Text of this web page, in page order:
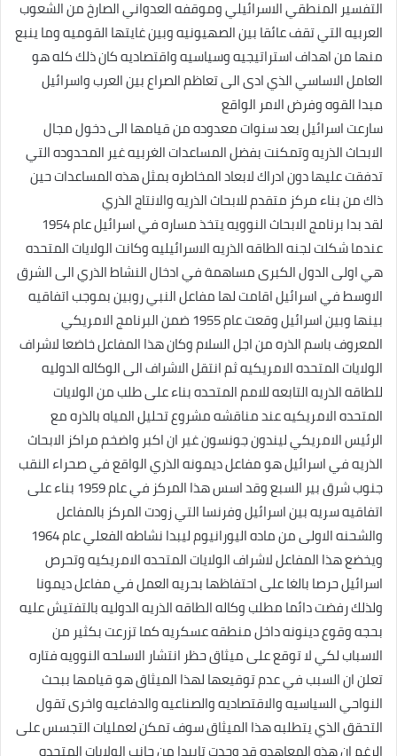
التفسير المنطقي الاسرائيلي وموقفه العدواني الصارخ من الشعوب
العربيه التي تقف عائقا بين الصهيونيه وبين غايتها القوميه وما ينبع
منها من اهداف استراتيجيه وسياسيه واقتصاديه كان ذلك كله هو
العامل الاساسي الذي ادى الى تعاظم الصراع بين العرب واسرائيل
مبدا القوه وفرض الامر الواقع
سارعت اسرائيل بعد سنوات معدوده من قيامها الى دخول مجال
الابحاث الذريه وتمكنت بفضل المساعدات الغربيه غير المحدوده التي
تدفقت عليها دون ادراك لابعاد المخاطره بمثل هذه المساعدات حين
ذاك من بناء مركز متقدم للابحاث الذريه والانتاج الذري
لقد بدا برنامج الابحاث النوويه يتخذ مساره في اسرائيل عام 1954
عندما شكلت لجنه الطاقه الذريه الاسرائيليه وكانت الولايات المتحده
هي اولى الدول الكبرى مساهمة في ادخال النشاط الذري الى الشرق
الاوسط في اسرائيل اقامت لها مفاعل النبي روبين بموجب اتفاقيه
بينها وبين اسرائيل وقعت عام 1955 ضمن البرنامج الامريكي
المعروف باسم الذره من اجل السلام وكان هذا المفاعل خاضعا لاشراف
الولايات المتحده الامريكيه ثم انتقل الاشراف الى الوكاله الدوليه
للطاقه الذريه التابعه للامم المتحده بناء على طلب من الولايات
المتحده الامريكيه عند مناقشه مشروع تحليل المياه بالذره مع
الرئيس الامريكي ليندون جونسون غير ان اكبر واضخم مراكز الابحاث
الذريه في اسرائيل هو مفاعل ديمونه الذري الواقع في صحراء النقب
جنوب شرق بير السبع وقد اسس هذا المركز في عام 1959 بناء على
اتفاقيه سريه بين اسرائيل وفرنسا التي زودت المركز بالمفاعل
والشحنه الاولى من ماده اليورانيوم ليبدا نشاطه الفعلي عام 1964
ويخضع هذا المفاعل لاشراف الولايات المتحده الامريكيه وتحرص
اسرائيل حرصا بالغا على احتفاظها بحريه العمل في مفاعل ديمونا
ولذلك رفضت دائما مطلب وكاله الطاقه الذريه الدوليه بالتفتيش عليه
بحجه وقوع دينونه داخل منطقه عسكريه كما تزرعت بكثير من
الاسباب لكي لا توقع على ميثاق حظر انتشار الاسلحه النوويه فتاره
تعلن ان السبب في عدم توقيعها لهذا الميثاق هو قيامها ببحث
النواحي السياسيه والاقتصاديه والصناعيه والدفاعيه واخرى تقول
التحقق الذي يتطلبه هذا الميثاق سوف تمكن لعمليات التجسس على